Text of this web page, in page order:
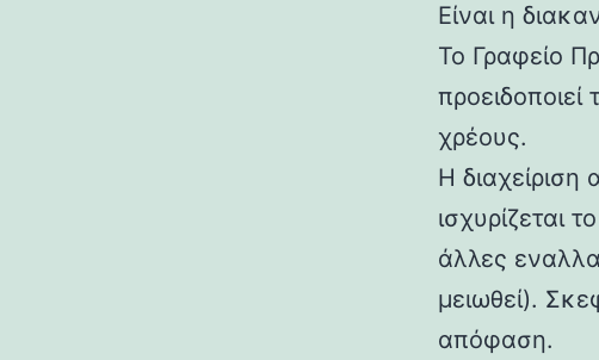
Είναι η
Το Γραφείο
χρέους.
Η
ισχυρίζεται
άλλες
μειωθεί).
απόφαση.